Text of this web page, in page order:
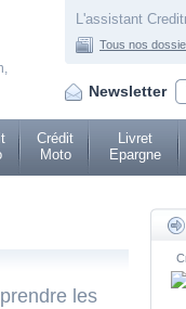
L'assistant
Tous nos
Newsletter
Crédit
Moto
Livret
Epargne
les